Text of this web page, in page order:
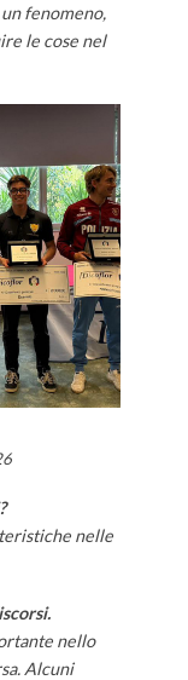
fenomeno,
le cose nel
nelle
nello
Alcuni